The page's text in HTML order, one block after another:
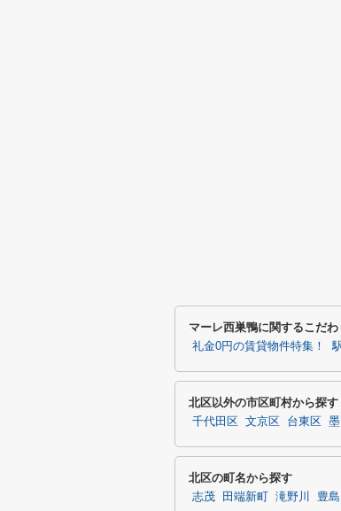
マーレ西巣鴨に関するこだ
礼金0円の賃貸物件特集！
北区以外の市区町村から探す
千代田区 文京区 台東区
北区の町名から探す
志茂 田端新町 滝野川 豊島